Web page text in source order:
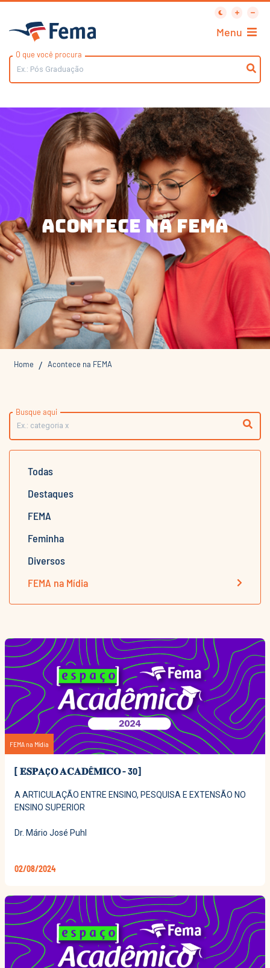
O que você procura
Menu
acontece na FEMA
Home / Acontece na FEMA
Busque aqui
Todas
Destaques
FEMA
Feminha
Diversos
FEMA na Mídia
FEMA na Mídia
[ 𝐄𝐒𝐏𝐀Ç𝐎 𝐀𝐂𝐀𝐃Ê𝐌𝐈𝐂𝐎 - 30]
A ARTICULAÇÃO ENTRE ENSINO, PESQUISA E EXTENSÃO NO
ENSINO SUPERIOR
Dr. Mário José Puhl
02/08/2024